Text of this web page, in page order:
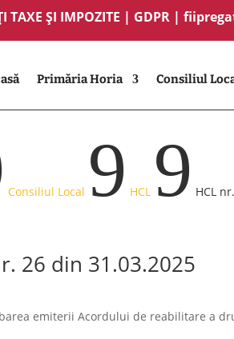
TAXE ȘI IMPOZITE | GDPR |
Primăria Horia Consiliul
Consiliul Local 9 HCL 9 HCL
26 din 31.03.2025
emiterii Acordului de reabilitare a